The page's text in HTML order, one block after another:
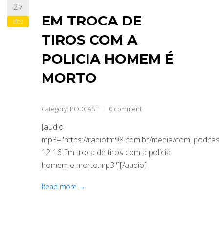
27
dez
EM TROCA DE
TIROS COM A
POLICIA HOMEM É
MORTO
Category: PODCAST 0 comment
[audio
mp3="https://radiofm98.com.br/media/
12-16 Em troca de tiros com a policia
homem e morto.mp3"][/audio]
Read more →